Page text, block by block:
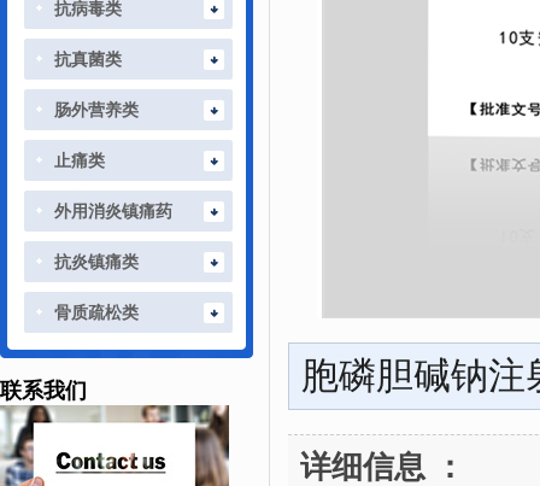
抗病毒类
抗真菌类
肠外营养类
止痛类
外用消炎镇痛药
抗炎镇痛类
骨质疏松类
联系我们 胞磷胆碱钠注
详细信息 ：